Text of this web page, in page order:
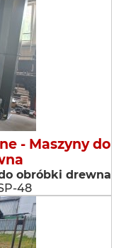
- Maszyny do
obróbki drewna
48